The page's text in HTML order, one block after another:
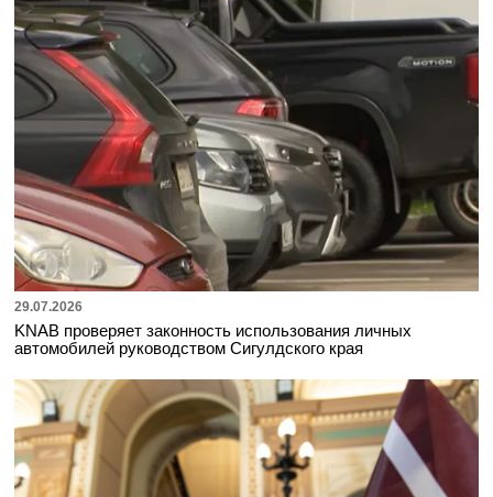
29.07.2026
KNAB проверяет законность использования личных
автомобилей руководством Сигулдского края